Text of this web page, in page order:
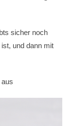
sicher noch
und dann mit